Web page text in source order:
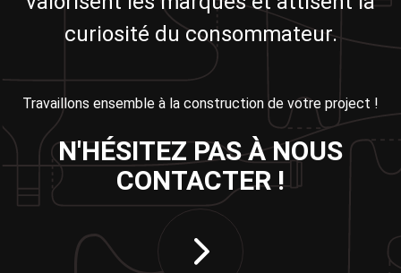
curiosité du consommateur.
Travaillons ensemble à la construction de votre project !
N'HÉSITEZ PAS À NOUS
CONTACTER !